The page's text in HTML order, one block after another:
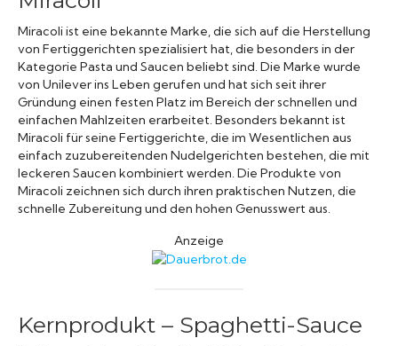
Miracoli ist eine bekannte Marke, die sich auf die Herstellung
von Fertiggerichten spezialisiert hat, die besonders in der
Kategorie Pasta und Saucen beliebt sind. Die Marke wurde
von Unilever ins Leben gerufen und hat sich seit ihrer
Gründung einen festen Platz im Bereich der schnellen und
einfachen Mahlzeiten erarbeitet. Besonders bekannt ist
Miracoli für seine Fertiggerichte, die im Wesentlichen aus
einfach zuzubereitenden Nudelgerichten bestehen, die mit
leckeren Saucen kombiniert werden. Die Produkte von
Miracoli zeichnen sich durch ihren praktischen Nutzen, die
schnelle Zubereitung und den hohen Genusswert aus.
Anzeige
Kernprodukt – Spaghetti-Sauce